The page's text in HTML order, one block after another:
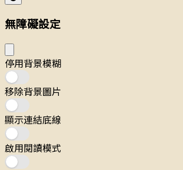
無障礙設定
停用背景模糊
移除背景圖片
顯示連結底線
啟用閱讀模式